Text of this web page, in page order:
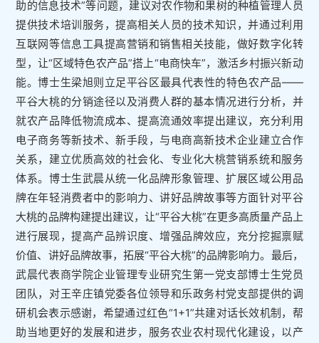
助的信息技术”等问题，建议对农作物和果树的种植管理人员
提供技术培训服务，提高相关人员的技术知识，并通过利用
互联网等信息工具提高营销和销售相关技能，做好数字化转
型，让“区域特色农产品”搭上“电商快车”，激活乡村振兴新动
能。博士生梁旭则立足平谷区最具代表性的特色农产品——
平谷大桃的分销途径以及消费人群的基本情况进行分析，并
就农产品降低物流成本、提高流通效率提出建议，充分利用
电子商务等新技术、新手段，与电商高新技术企业建立合作
关系，建立优质高效的社会化、专业化大桃营销系统和服务
体系。博士生武晨从统一化品牌形象管理、扩展区域公用品
牌在年轻消费者中的影响力、讲好品牌故事等方面针对平谷
大桃的品牌构建提出建议，让“平谷大桃”在更多高质量产品上
进行展现，提高产品辨识度、增强品牌效应，充分挖掘禀赋
价值、讲好品牌故事，拓展“平谷大桃”的品牌影响力。最后，
武晨代表商学院企业管理专业研究生第一党支部博士生党员
团队，对王辛庄镇党委各位领导和乐政务村党支部提供的调
研机会表示感谢，希望通过红色“1+1”共建对话长效机制，帮
助当地更好的发展和进步，服务农业农村现代化建设，以产